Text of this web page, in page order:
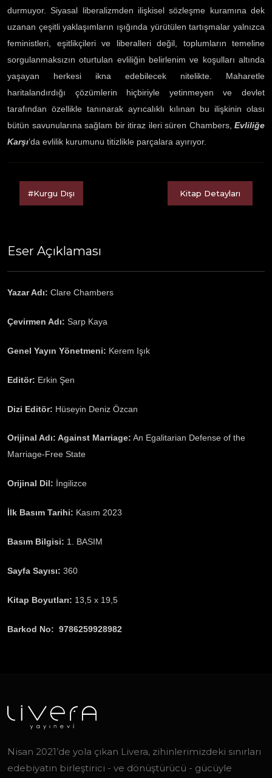
durmuyor. Siyasal liberalizmden ilişkisel sözleşme kuramına dek
uzanan çeşitli yaklaşımların ışığında yürütülen tartışmalar yalnızca
feministleri, eşitlikçileri ve liberalleri değil, toplumların temeline
sorgulanmaksızın oturtulan evliliğin belirlenim ve koşulları altında
yaşayan herkesi ikna edebilecek nitelikte. Maharetle
haritalandırdığı çözümlerin hiçbiriyle yetinmeyen ve devlet
tarafından özellikle tanınarak ayrıcalıklı kılınan bu ilişkinin olası
bütün savunularına sağlam bir itiraz ileri süren Chambers, Evliliğe
Karşı’da evlilik kurumunu titizlikle parçalara ayırıyor.
#Kurgu Dışı Kitap Detayları
Eser Açıklaması
Yazar Adı: Clare Chambers
Çevirmen Adı: Sarp Kaya
Genel Yayın Yönetmeni: Kerem Işık
Editör: Erkin Şen
Dizi Editör: Hüseyin Deniz Özcan
Orijinal Adı: Against Marriage: An Egalitarian Defense of the
Marriage-Free State
Orijinal Dil: İngilizce
İlk Basım Tarihi: Kasım 2023
Basım Bilgisi: 1. BASIM
Sayfa Sayısı: 360
Kitap Boyutları: 13,5 x 19,5
Barkod No: 9786259928982
Nisan 2021’de yola çıkan Livera, zihinlerimizdeki sınırları
edebiyatın birleştirici - ve dönüştürücü - gücüyle